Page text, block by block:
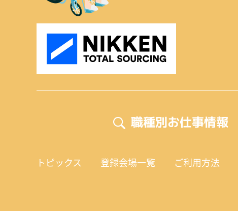
職種別お仕事情報
トピックス 登録会場一覧 ご利用方法